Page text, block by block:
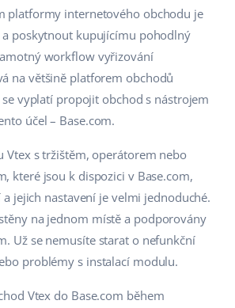
platformy internetového obchodu je
a poskytnout kupujícímu pohodlný
workflow vyřizování
na většině platforem obchodů
vyplatí propojit obchod s nástrojem
účel – Base.com.
Vtex s tržištěm, operátorem nebo
které jsou k dispozici v Base.com,
jejich nastavení je velmi jednoduché.
na jednom místě a podporovány
Už se nemusíte starat o nefunkční
problémy s instalací modulu.
Vtex do Base.com během